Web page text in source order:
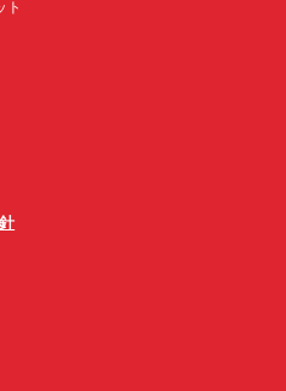
ト